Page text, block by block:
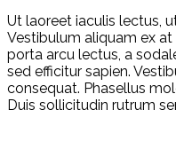
Ut laoreet iaculis lectus,
Vestibulum aliquam ex
porta arcu lectus, a
sed efficitur sapien.
consequat. Phasellus
Duis sollicitudin rutrum